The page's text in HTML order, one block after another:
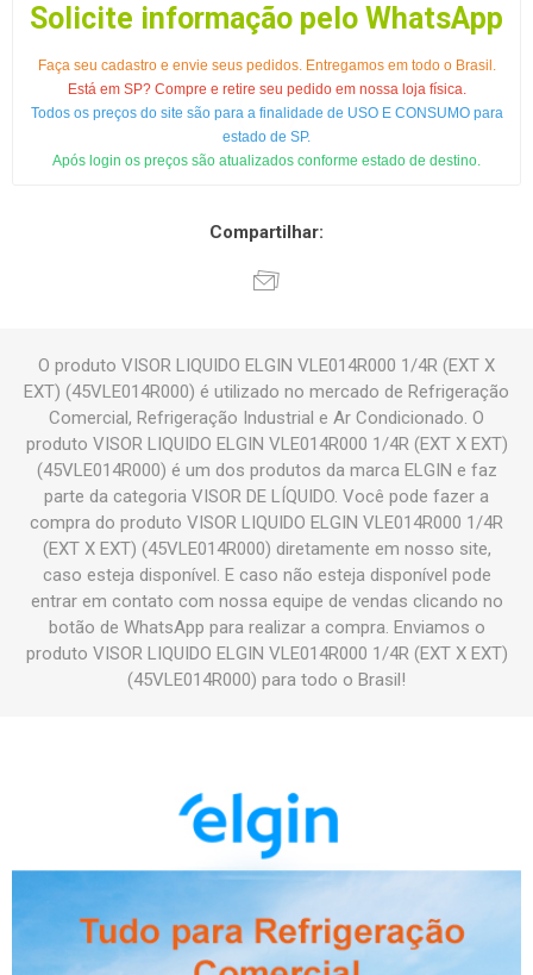
Solicite informação pelo WhatsApp
Faça seu cadastro e envie seus pedidos. Entregamos em todo o Brasil.
Está em SP? Compre e retire seu pedido em nossa loja física.
Todos os preços do site são para a finalidade de USO E CONSUMO para
estado de SP.
Após login os preços são atualizados conforme estado de destino.
Compartilhar:
O produto VISOR LIQUIDO ELGIN VLE014R000 1/4R (EXT X
EXT) (45VLE014R000) é utilizado no mercado de Refrigeração
Comercial, Refrigeração Industrial e Ar Condicionado. O
produto VISOR LIQUIDO ELGIN VLE014R000 1/4R (EXT X EXT)
(45VLE014R000) é um dos produtos da marca ELGIN e faz
parte da categoria VISOR DE LÍQUIDO. Você pode fazer a
compra do produto VISOR LIQUIDO ELGIN VLE014R000 1/4R
(EXT X EXT) (45VLE014R000) diretamente em nosso site,
caso esteja disponível. E caso não esteja disponível pode
entrar em contato com nossa equipe de vendas clicando no
botão de WhatsApp para realizar a compra. Enviamos o
produto VISOR LIQUIDO ELGIN VLE014R000 1/4R (EXT X EXT)
(45VLE014R000) para todo o Brasil!